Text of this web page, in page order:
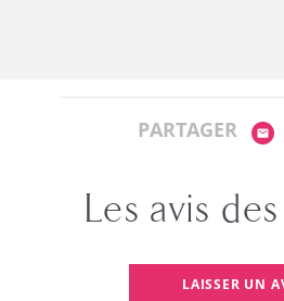
PARTAGER
Les avis
LAISSER UN